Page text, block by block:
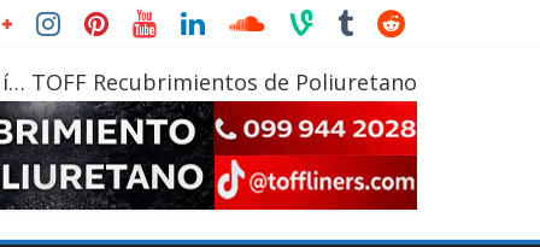
TOFF Recubrimientos de Poliuretano